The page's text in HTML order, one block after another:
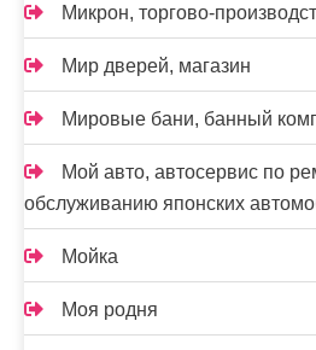
Микрон, торгово-
Мир дверей, магазин
Мировые бани, банный
Мой авто, автосервис по
обслуживанию японских
Мойка
Моя родня